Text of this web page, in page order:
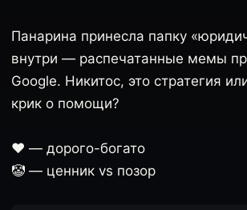
Панарина принесла папку
внутри — распечатанные мемы
Google. Никитос, это стратегия
крик о помощи?
❤️ — дорого-богато
🤡 — ценник vs позор